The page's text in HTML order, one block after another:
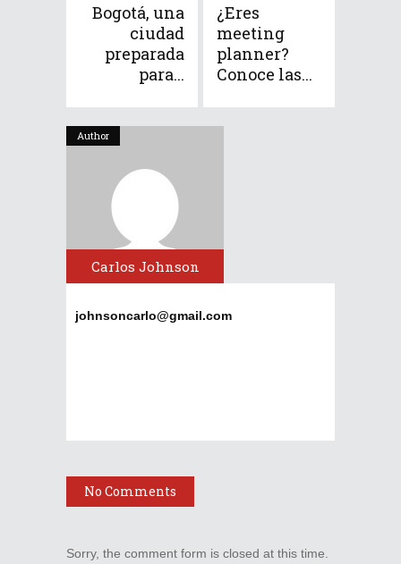
Bogotá, una
ciudad
preparada
para...
¿Eres
meeting
planner?
Conoce las...
Author
Carlos Johnson
johnsoncarlo@gmail.com
No Comments
Sorry, the comment form is closed at this time.